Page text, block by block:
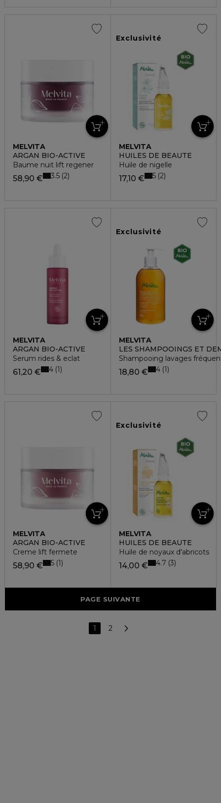
MELVITA
ARGAN BIO-ACTIVE
Baume nuit lift regener
58,90 € 3.5 2
Exclusivité
MELVITA
HUILES DE BEAUTE
Huile de nigelle
17,10 € 5 2
MELVITA
ARGAN BIO-ACTIVE
Serum rides & eclat
61,20 € 4 1
Exclusivité
MELVITA
LES SHAMPOOINGS ET
Shampooing lavages
18,80 € 4 1
MELVITA
ARGAN BIO-ACTIVE
Creme lift fermete
58,90 € 5 1
Exclusivité
MELVITA
HUILES DE BEAUTE
Huile de noyaux d'abricots
14,00 € 4.7 3
PAGE SUIVANTE
1 2